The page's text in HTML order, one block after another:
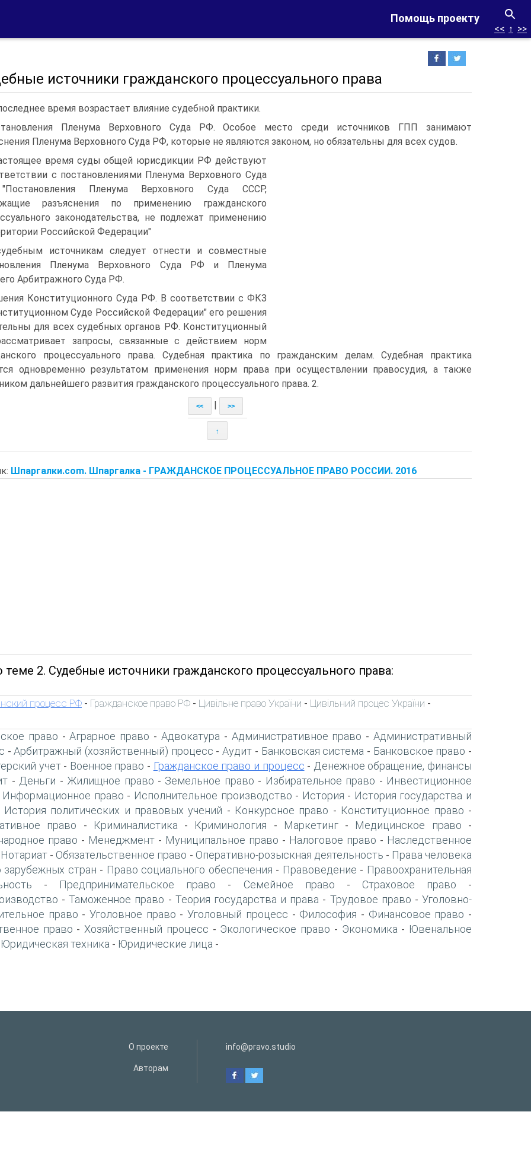
Помощь проекту
<< ↑ >>
источники гражданского процессуального права
время возрастает влияние судебной практики.
Пленума Верховного Суда РФ. Особое место среди источников ГПП занимают
Пленума Верховного Суда РФ, которые не являются законом, но обязательны для всех судов.
время суды общей юрисдикции РФ действуют
с постановлениями Пленума Верховного Суда
Пленума Верховного Суда СССР,
разъяснения по применению гражданского
законодательства, не подлежат применению
Российской Федерации"
источникам следует отнести и совместные
Пленума Верховного Суда РФ и Пленума
Арбитражного Суда РФ.
Конституционного Суда РФ. В соответствии с ФКЗ
Суде Российской Федерации" его решения
для всех судебных органов РФ. Конституционный
запросы, связанные с действием норм
процессуального права. Судебная практика по гражданским делам. Судебная практика
одновременно результатом применения норм права при осуществлении правосудия, а также
дальнейшего развития гражданского процессуального права. 2.
<< >>
↑
Шпаргалки.com. Шпаргалка - ГРАЖДАНСКОЕ ПРОЦЕССУАЛЬНОЕ ПРАВО РОССИИ. 2016
теме 2. Судебные источники гражданского процессуального права:
процесс РФ - Гражданское право РФ - Цивільне право України - Цивільний процес України -
право -Аграрное право - Адвокатура - Административное право -Административный
-Арбитражный (хозяйственный) процесс -Аудит - Банковская система - Банковское право -
учет- Военное право - Гражданское право и процесс - Денежное обращение, финансы
- Деньги - Жилищное право - Земельное право - Избирательное право - Инвестиционное
Информационное право - Исполнительное производство - История - История государства и
История политических и правовых учений - Конкурсное право - Конституционное право -
право - Криминалистика - Криминология - Маркетинг- Медицинское право -
право - Менеджмент - Муниципальное право - Налоговое право - Наследственное
Нотариат - Обязательственное право - Оперативно-розыскная деятельность - Права человека
зарубежных стран - Право социального обеспечения - Правоведение - Правоохранительная
- Предпринимательское право - Семейное право - Страховое право -
-Таможенное право - Теория государства и права - Трудовое право -Уголовно-
право -Уголовное право -Уголовный процесс - Философия - Финансовое право -
право - Хозяйственный процесс - Экологическое право - Экономика - Ювенальное
Юридическая техника - Юридические лица -
О проекте
Авторам
info@pravo.studio